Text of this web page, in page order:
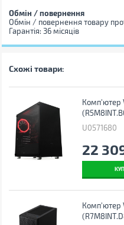
Обмін / повернення
Обмін / повернення товару
Гарантія: 36 місяців
Схожі товари:
Комп'ютер
U0571680
22
Комп'ютер